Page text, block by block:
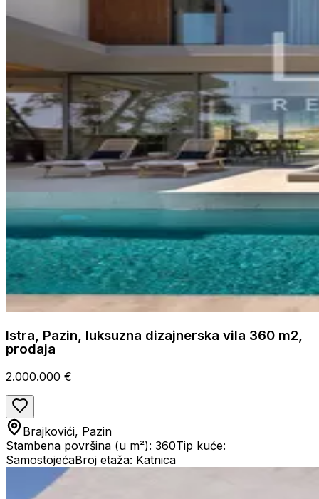
Istra, Pazin, luksuzna dizajnerska vila 360 m2,
prodaja
2.000.000 €
Brajkovići, Pazin
Stambena površina (u m²): 360Tip kuće:
SamostojećaBroj etaža: Katnica